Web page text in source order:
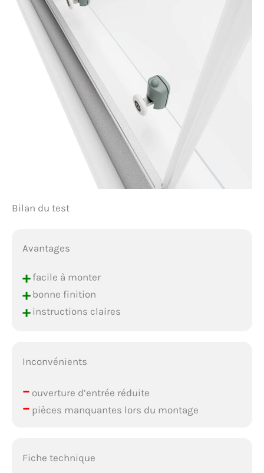
Bilan du test
Avantages
+facile à monter
+bonne finition
+instructions claires
Inconvénients
–ouverture d’entrée réduite
–pièces manquantes lors du montage
Fiche technique